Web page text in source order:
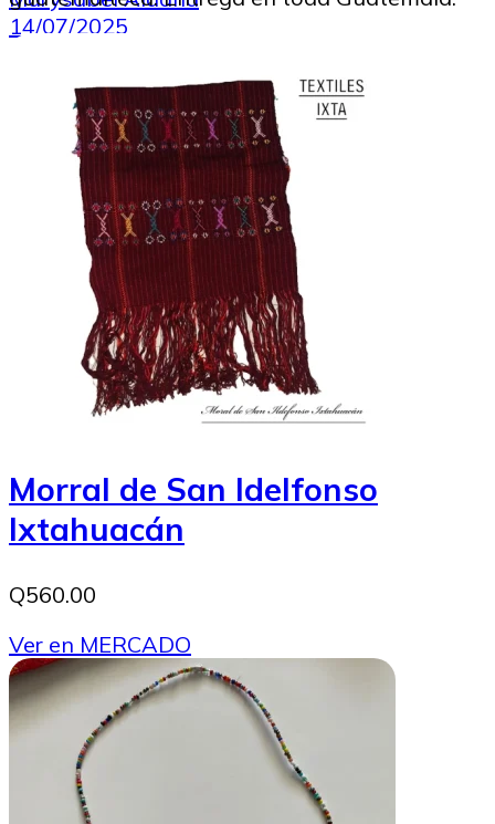
14/07/2025
Morral de San Idelfonso
Ixtahuacán
Q560.00
Ver en MERCADO